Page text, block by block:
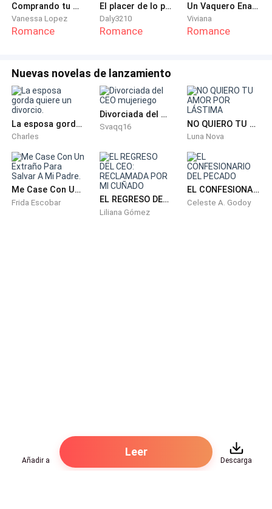
Comprando tu Amor
Vanessa Lopez
Romance
El placer de lo prohibido
Daly3210
Romance
Un Vaquero Enamorado
Viviana
Romance
Nuevas novelas de lanzamiento
La esposa gorda quiere un divorcio.
Charles
Divorciada del CEO mujeriego
Svaqq16 NO QUIERO TU AMOR POR LÁSTIMA
Luna Nova
Me Case Con Un Extraño Para Salvar A Mi Padre.
Frida Escobar EL REGRESO DEL CEO: RECLAMADA POR MI CUÑADO
Liliana Gómez
EL CONFESIONARIO DEL PECADO
Celeste A. Godoy
Añadir a
Leer
Descarga